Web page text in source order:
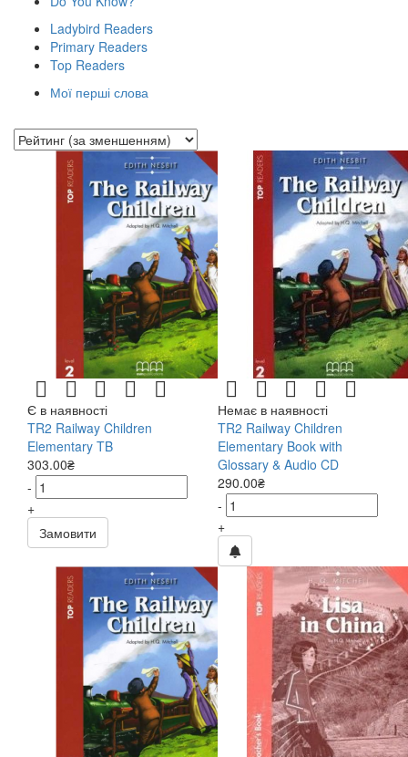
Ladybird Readers
Primary Readers
Top Readers
Мої перші слова
Є в наявності
TR2 Railway Children
Elementary TB
303.00₴
-
+
Замовити
Немає в наявності
TR2 Railway Children
Elementary Book with
Glossary & Audio CD
290.00₴
-
+